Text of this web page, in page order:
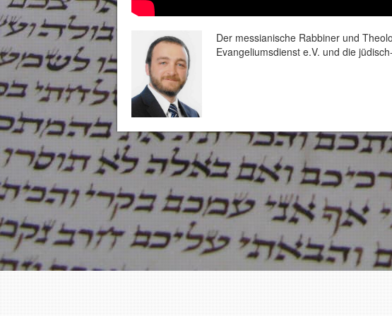
Der messianische Rabbiner und
Evangeliumsdienst e.V. und die